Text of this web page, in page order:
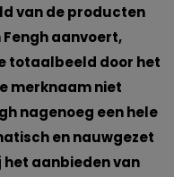
van de producten
aanvoert,
totaalbeeld door het
merknaam niet
nagenoeg een hele
en nauwgezet
aanbieden van